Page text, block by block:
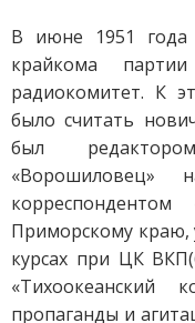
В июне 1951 года
крайкома
радиокомитет. К
было считать
был
«Ворошиловец»
Приморскому краю,
курсах при ЦК
«Тихоокеанский
пропаганды и